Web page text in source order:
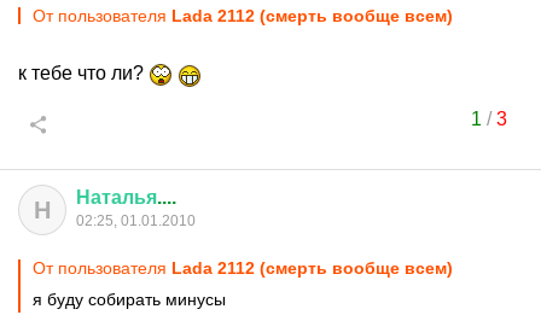
От пользователя Lada 2112 (смерть вообще всем)
к тебе что ли?
1 /3
Н Наталья....
02:25, 01.01.2010
От пользователя Lada 2112 (смерть вообще всем)
я буду собирать минусы